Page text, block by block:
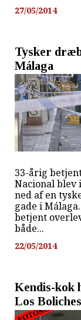
27/05/2014
Tysker
Málaga
33-årig
Nacional blev
ned af en
gade i
betjent
både...
22/05/2014
Kendis-kok
Los Boliches